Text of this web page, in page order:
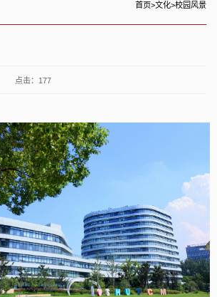
首页>文化>校园风景
点击： 177